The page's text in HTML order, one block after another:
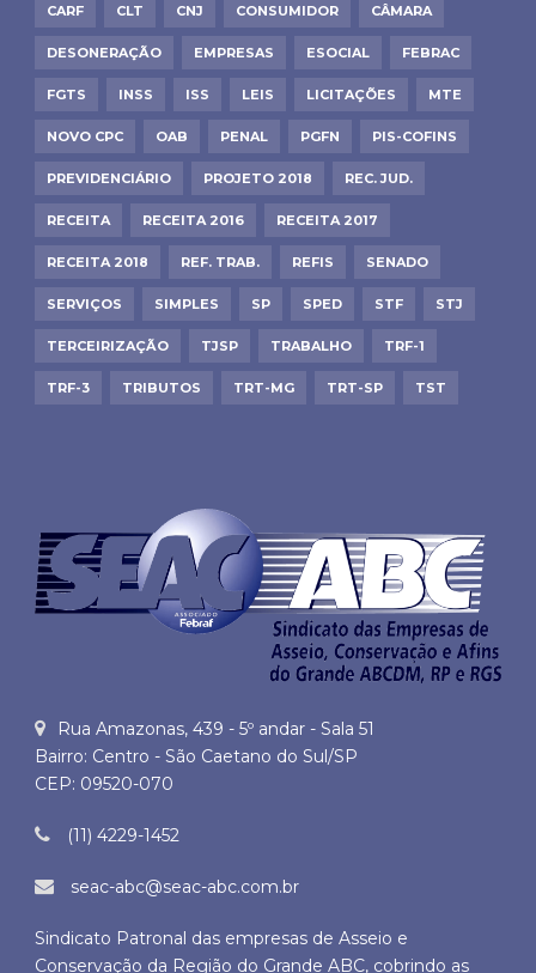
CARF CLT CNJ CONSUMIDOR CÂMARA
DESONERAÇÃO EMPRESAS ESOCIAL FEBRAC
FGTS INSS ISS LEIS LICITAÇÕES MTE
NOVO CPC OAB PENAL PGFN PIS-COFINS
PREVIDENCIÁRIO PROJETO 2018 REC. JUD.
RECEITA RECEITA 2016 RECEITA 2017
RECEITA 2018 REF. TRAB. REFIS SENADO
SERVIÇOS SIMPLES SP SPED STF STJ
TERCEIRIZAÇÃO TJSP TRABALHO TRF-1
TRF-3 TRIBUTOS TRT-MG TRT-SP TST
Rua Amazonas, 439 - 5º andar - Sala 51
Bairro: Centro - São Caetano do Sul/SP
CEP: 09520-070
(11) 4229-1452
seac-abc@seac-abc.com.br
Sindicato Patronal das empresas de Asseio e
Conservação da Região do Grande ABC, cobrindo as